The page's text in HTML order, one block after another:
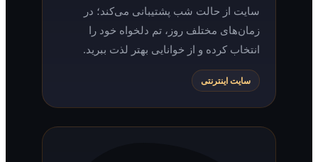
سایت از حالت شب پشتیبانی می‌کند؛ در
زمان‌های مختلف روز، تم دلخواه خود را
انتخاب کرده و از خوانایی بهتر لذت ببرید.
سایت اینترنتی